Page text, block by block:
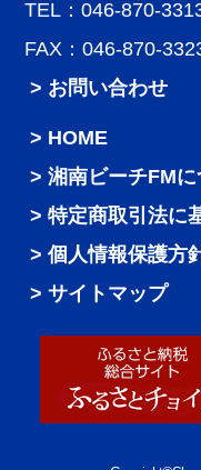
TEL：046-870-
FAX：046-870-
> お問い合わせ
HOME
湘南ビーチFMに
特定商取引法に
個人情報保護方
サイトマップ